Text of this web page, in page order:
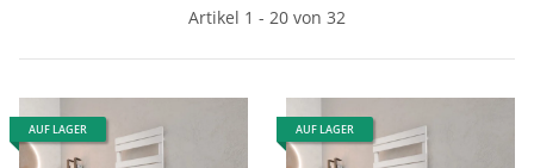
Artikel 1 - 20 von 32
AUF LAGER AUF LAGER